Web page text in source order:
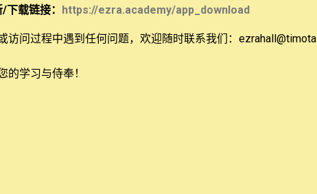
）。
语方面得到了很多，无论是在个人研读上，还是在日常讲到上，
的方向，非常感谢老师的教导与帮助，盼望能学到更多的课程
/下载链接： https://ezra.academy/app_download
访问过程中遇到任何问题，欢迎随时联系我们：
的学习与侍奉！